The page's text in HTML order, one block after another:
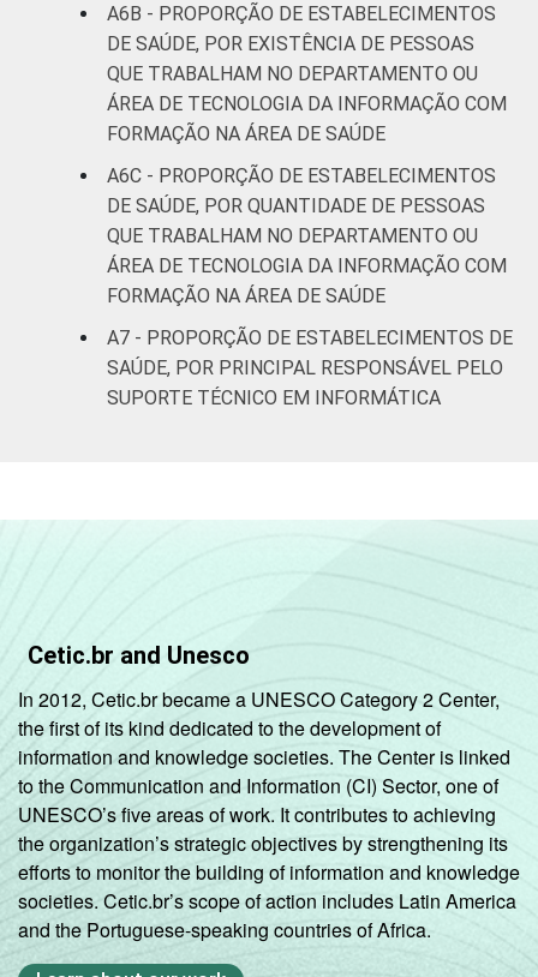
A6B - PROPORÇÃO DE ESTABELECIMENTOS
DE SAÚDE, POR EXISTÊNCIA DE PESSOAS
QUE TRABALHAM NO DEPARTAMENTO OU
ÁREA DE TECNOLOGIA DA INFORMAÇÃO COM
FORMAÇÃO NA ÁREA DE SAÚDE
A6C - PROPORÇÃO DE ESTABELECIMENTOS
DE SAÚDE, POR QUANTIDADE DE PESSOAS
QUE TRABALHAM NO DEPARTAMENTO OU
ÁREA DE TECNOLOGIA DA INFORMAÇÃO COM
FORMAÇÃO NA ÁREA DE SAÚDE
A7 - PROPORÇÃO DE ESTABELECIMENTOS DE
SAÚDE, POR PRINCIPAL RESPONSÁVEL PELO
SUPORTE TÉCNICO EM INFORMÁTICA
Cetic.br and Unesco
In 2012, Cetic.br became a UNESCO Category 2 Center,
the first of its kind dedicated to the development of
information and knowledge societies. The Center is linked
to the Communication and Information (CI) Sector, one of
UNESCO’s five areas of work. It contributes to achieving
the organization’s strategic objectives by strengthening its
efforts to monitor the building of information and knowledge
societies. Cetic.br’s scope of action includes Latin America
and the Portuguese-speaking countries of Africa.